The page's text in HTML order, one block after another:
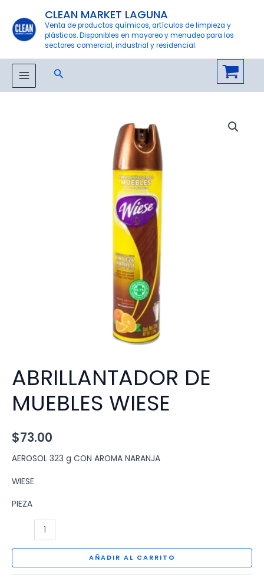
contenido
CLEAN MARKET LAGUNA
Venta de productos químicos, artículos de limpieza y
plásticos. Disponibles en mayoreo y menudeo para los
sectores comercial, industrial y residencial.
MAIN
Buscar
ABRILLANTADOR DE
MUEBLES WIESE
$73.00
AEROSOL 323 g CON AROMA NARANJA
WIESE
PIEZA
ABRILLANTADOR
WIESE
AÑADIR AL CARRITO